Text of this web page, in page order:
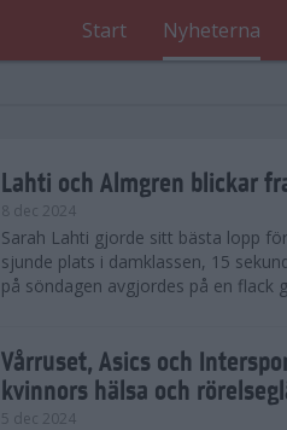
Start Nyheterna
Lahti och Almgren blickar
8 dec 2024
Sarah Lahti gjorde sitt bästa lopp
sjunde plats i damklassen, 15
på söndagen avgjordes på en flack
Vårruset, Asics och
kvinnors hälsa och
5 dec 2024